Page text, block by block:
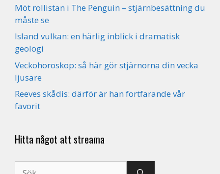
Möt rollistan i The Penguin – stjärnbesättning du
måste se
Island vulkan: en härlig inblick i dramatisk
geologi
Veckohoroskop: så här gör stjärnorna din vecka
ljusare
Reeves skådis: därför är han fortfarande vår
favorit
Hitta något att streama